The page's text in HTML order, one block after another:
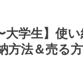
大学生】使
方法＆売る方